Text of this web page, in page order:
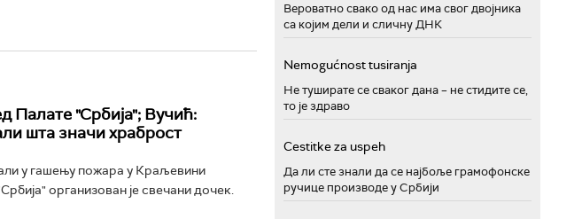
Палате "Србија"; Вучић:
шта значи храброст
у гашењу пожара у Краљевини
организован је свечани дочек.
Вероватно свако од нас има свог двојника
са којим дели и сличну ДНК
Nemogućnost tusiranja
Не туширате се сваког дана – не стидите се,
то је здраво
Cestitke za uspeh
Да ли сте знали да се најбоље грамофонске
ручице производе у Србији